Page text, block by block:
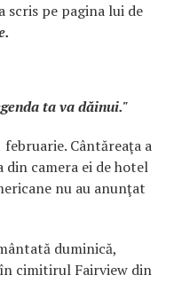
scris pe pagina lui de
ta va dăinui."
Cântăreaţa a
camera ei de hotel
nu au anunţat
duminică,
cimitirul Fairview din